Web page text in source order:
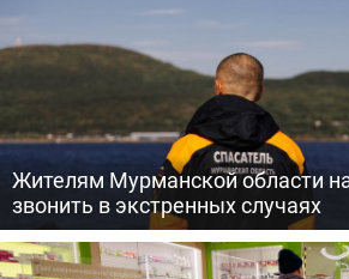
Жителям Мурманской области
звонить в экстренных случаях